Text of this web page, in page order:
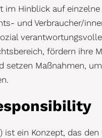
im Hinblick auf
und Verbraucher/
fördern ihre
setzen Maßnahmen,
ist ein Konzept, das